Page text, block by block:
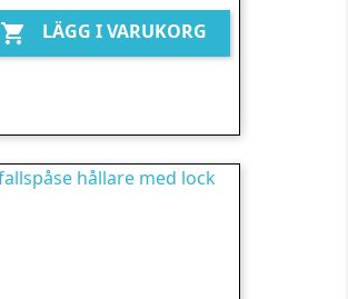
 LÄGG I VARUKORG